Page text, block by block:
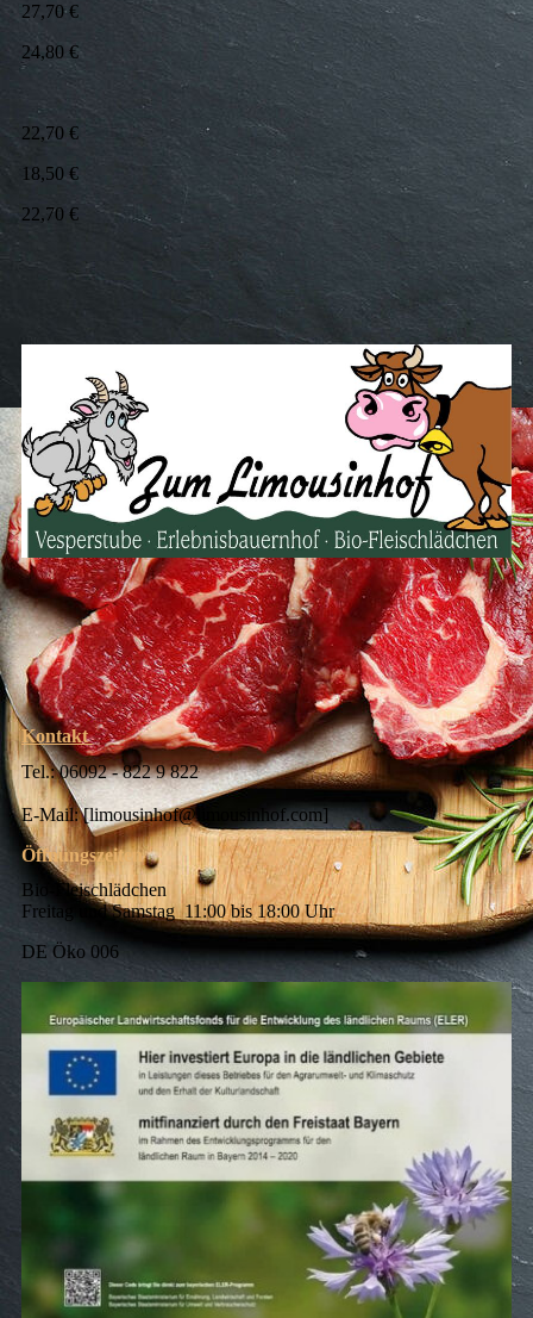
27,70 €
24,80 €
22,70 €
18,50 €
22,70 €
Kontakt
Tel.: 06092 - 822 9 822
E-Mail: [limousinhof@limousinhof.com]
Öffnungszeiten
Bio-Fleischlädchen
Freitag und Samstag 11:00 bis 18:00 Uhr
DE Öko 006